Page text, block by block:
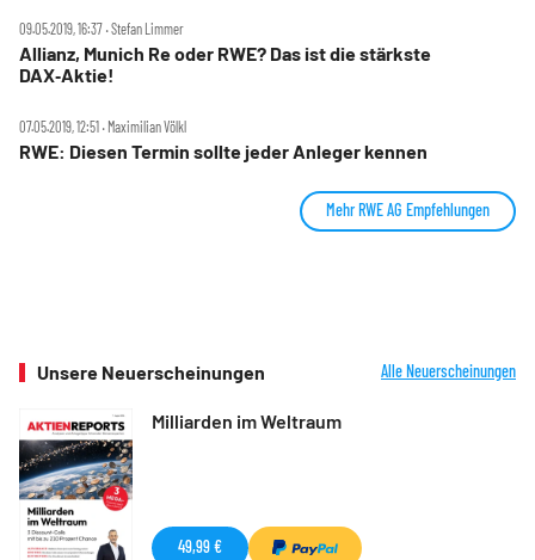
09.05.2019, 16:37 ‧ Stefan Limmer
Allianz, Munich Re oder RWE? Das ist die stärkste
DAX‑Aktie!
07.05.2019, 12:51 ‧ Maximilian Völkl
RWE: Diesen Termin sollte jeder Anleger kennen
Mehr RWE AG Empfehlungen
Unsere Neuerscheinungen Alle Neuerscheinungen
Milliarden im Weltraum
49,99 €